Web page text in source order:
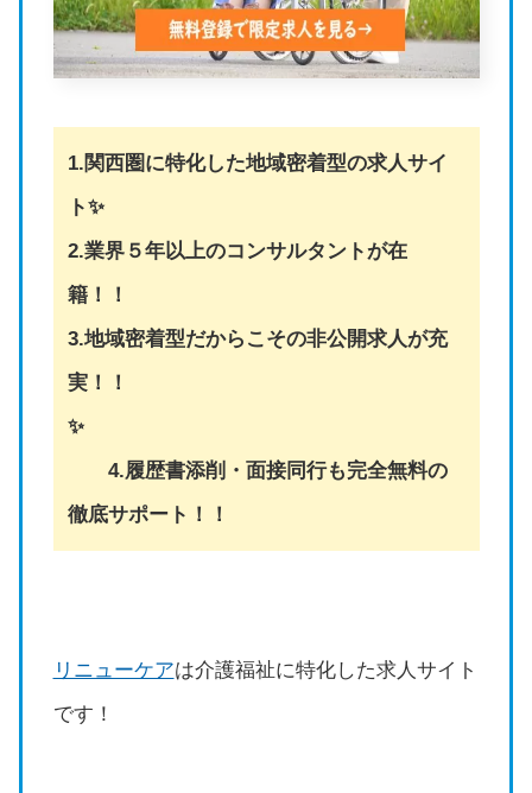
1.関西圏に特化した地域密着型の求人サイ
ト✨
2.業界５年以上のコンサルタントが在
籍！！
3.地域密着型だからこその非公開求人が充
実！！
✨
4.履歴書添削・面接同行も完全無料の
徹底サポート！！
リニューケアは介護福祉に特化した求人サイト
です！